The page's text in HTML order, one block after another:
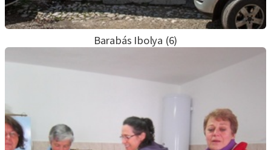
Barabás Ibolya (6)